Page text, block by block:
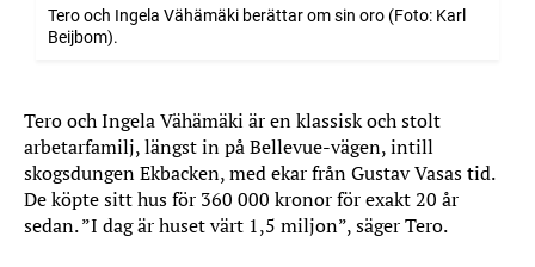
Tero och Ingela Vähämäki berättar om sin oro (Foto: Karl
Beijbom).
Tero och Ingela Vähämäki är en klassisk och stolt
arbetarfamilj, längst in på Bellevue-vägen, intill
skogsdungen Ekbacken, med ekar från Gustav Vasas tid.
De köpte sitt hus för 360 000 kronor för exakt 20 år
sedan. ”I dag är huset värt 1,5 miljon”, säger Tero.